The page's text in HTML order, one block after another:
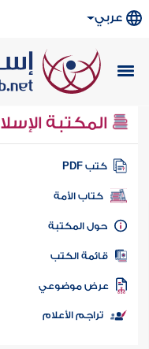
عربي
المكتبة
كتب PDF
كتاب الأمة
المكتبة
الكتب
موضوعي